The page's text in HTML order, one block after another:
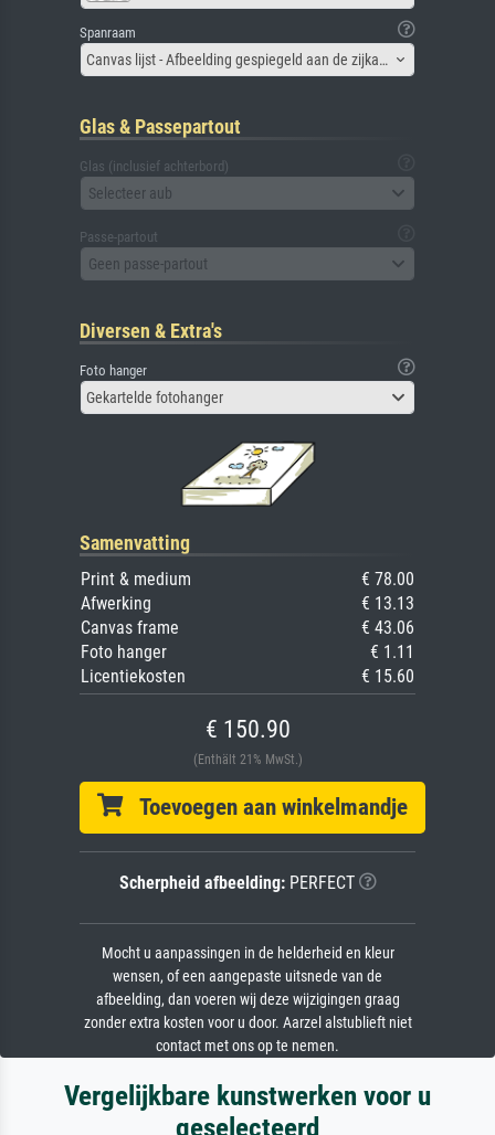
Spanraam
Canvas lijst - Afbeelding gespiegeld aan de zijkant
Glas & Passepartout
Glas (inclusief achterbord)
Selecteer aub
Passe-partout
Geen passe-partout
Diversen & Extra's
Foto hanger
Gekartelde fotohanger
Samenvatting
Print & medium
€ 78.00
Afwerking
€ 13.13
Canvas frame
€ 43.06
Foto hanger
€ 1.11
Licentiekosten
€ 15.60
€ 150.90
(Enthält 21% MwSt.)
Toevoegen aan winkelmandje
Scherpheid afbeelding:PERFECT
Mocht u aanpassingen in de helderheid en kleur
wensen, of een aangepaste uitsnede van de
afbeelding, dan voeren wij deze wijzigingen graag
zonder extra kosten voor u door. Aarzel alstublieft niet
contact met ons op te nemen.
Vergelijkbare kunstwerken voor u
geselecteerd